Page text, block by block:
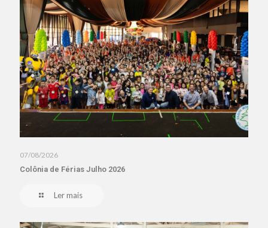
07/08/2026
Colônia de Férias Julho 2026
Ler mais